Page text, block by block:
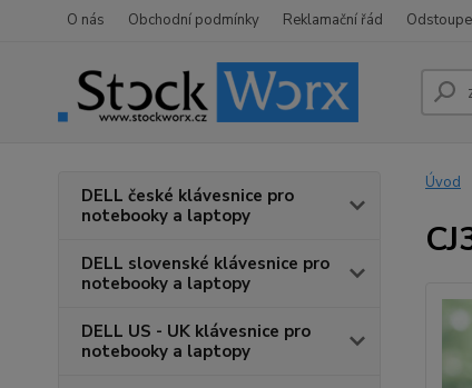
O nás Obchodní podmínky Reklamační řád
DELL české klávesnice pro
notebooky a laptopy
DELL slovenské klávesnice pro
notebooky a laptopy
DELL US - UK klávesnice pro
notebooky a laptopy
Úvod